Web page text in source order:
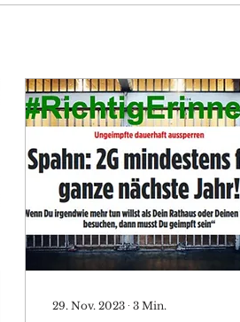
29. Nov. 2023 ∙ 3 Min.